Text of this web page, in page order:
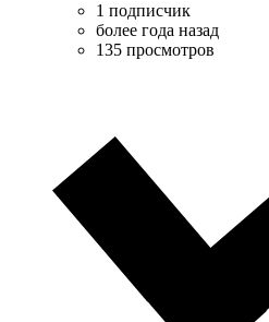
1 подписчик
более года назад
135 просмотров